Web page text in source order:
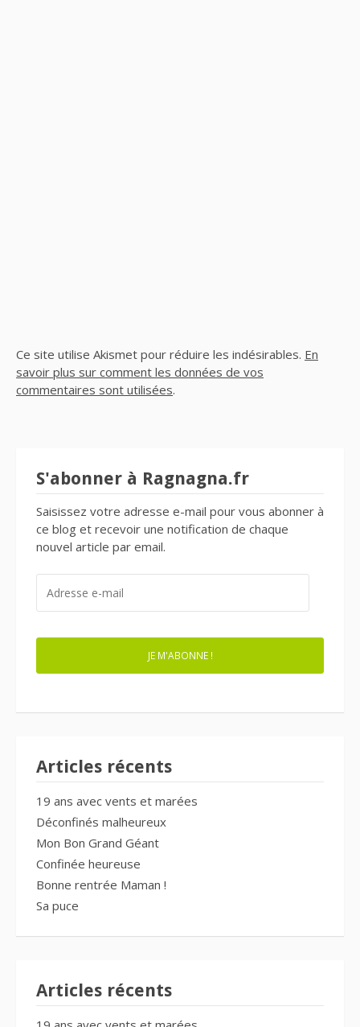
Ce site utilise Akismet pour réduire les indésirables. En
savoir plus sur comment les données de vos
commentaires sont utilisées.
S'abonner à Ragnagna.fr
Saisissez votre adresse e-mail pour vous abonner à
ce blog et recevoir une notification de chaque
nouvel article par email.
MAIL
JE M'ABONNE !
Articles récents
19 ans avec vents et marées
Déconfinés malheureux
Mon Bon Grand Géant
Confinée heureuse
Bonne rentrée Maman !
Sa puce
Articles récents